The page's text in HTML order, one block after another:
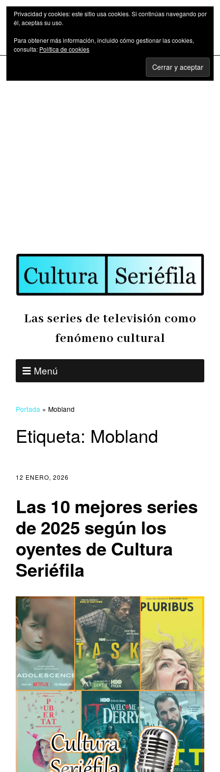
Las series de televisión como fenómeno cultural
Las series de televisión como
fenómeno cultural
Menú
Portada » Mobland
Etiqueta: Mobland
12 ENERO, 2026
Las 10 mejores series
de 2025 según los
oyentes de Cultura
Seriéfila
Privacidad y cookies: este sitio usa cookies. Si continúas navegando por
él, aceptas su uso.
Para obtener más información, incluido cómo gestionar las cookies,
consulta: Política de cookies